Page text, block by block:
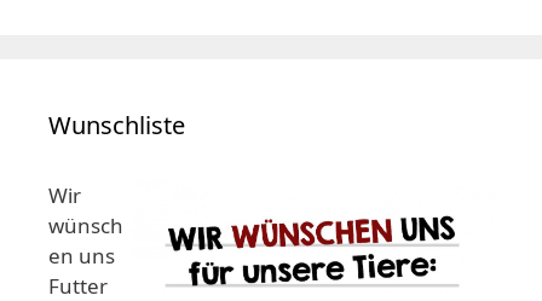
Wunschliste
Wir
wünsch
en uns
Futter